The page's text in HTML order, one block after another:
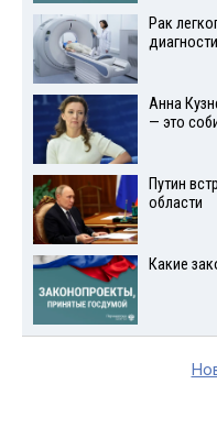
Рак
Анна
— это
Путин
области
Какие